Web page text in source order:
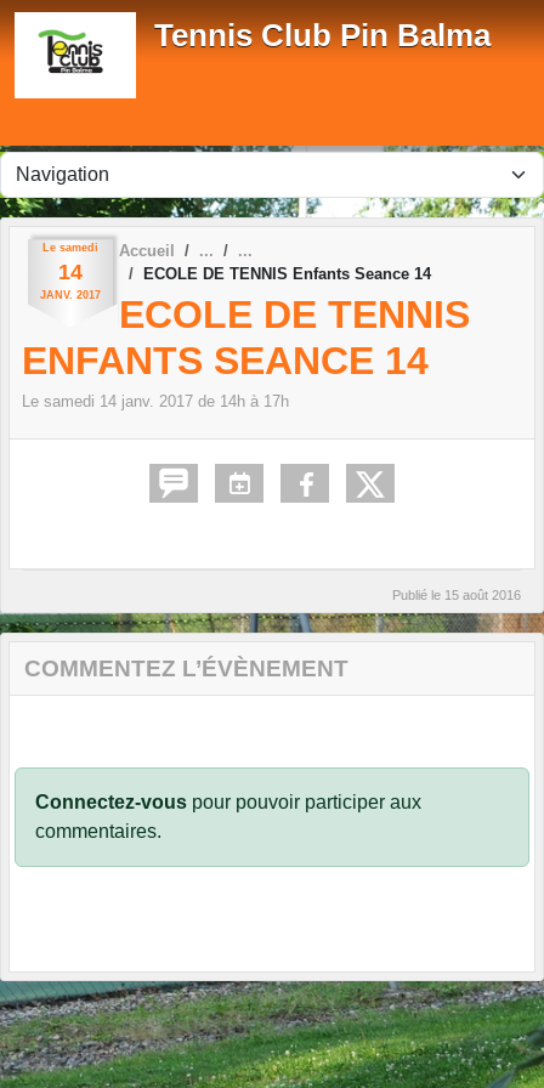
Tennis Club Pin Balma
Le samedi
14
JANV. 2017
Accueil
ECOLE DE TENNIS Enfants Seance 14
ECOLE DE TENNIS
ENFANTS SEANCE 14
Le samedi 14 janv. 2017 de 14h à 17h
Publié le 15 août 2016
COMMENTEZ L’ÉVÈNEMENT
Connectez-vous pour pouvoir participer aux
commentaires.
Panneau de gestion des cookies